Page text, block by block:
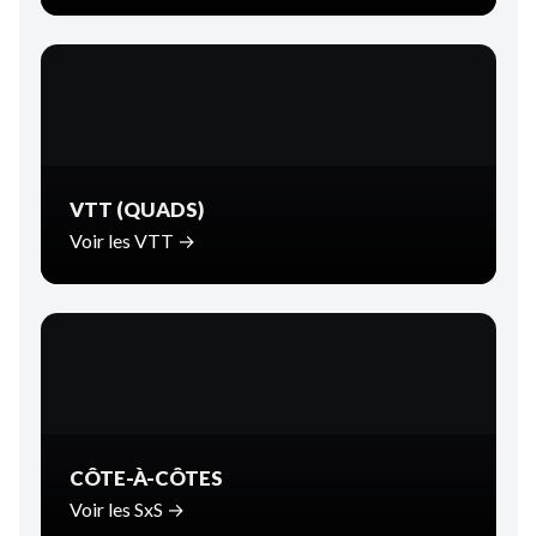
VTT (QUADS)
Voir les VTT →
CÔTE-À-CÔTES
Voir les SxS →